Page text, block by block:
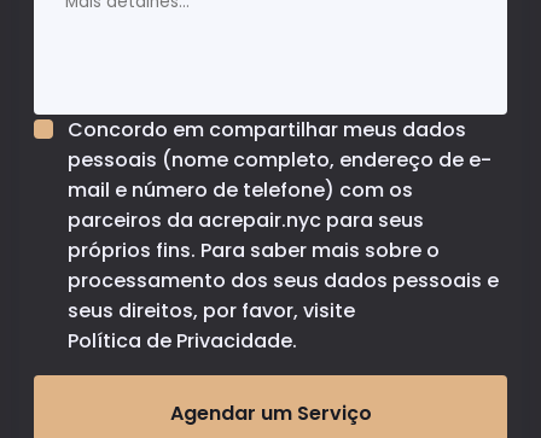
Concordo em compartilhar meus dados
pessoais (nome completo, endereço de e-
mail e número de telefone) com os
parceiros da acrepair.nyc para seus
próprios fins. Para saber mais sobre o
processamento dos seus dados pessoais e
seus direitos, por favor, visite
Política de Privacidade.
Agendar um Serviço